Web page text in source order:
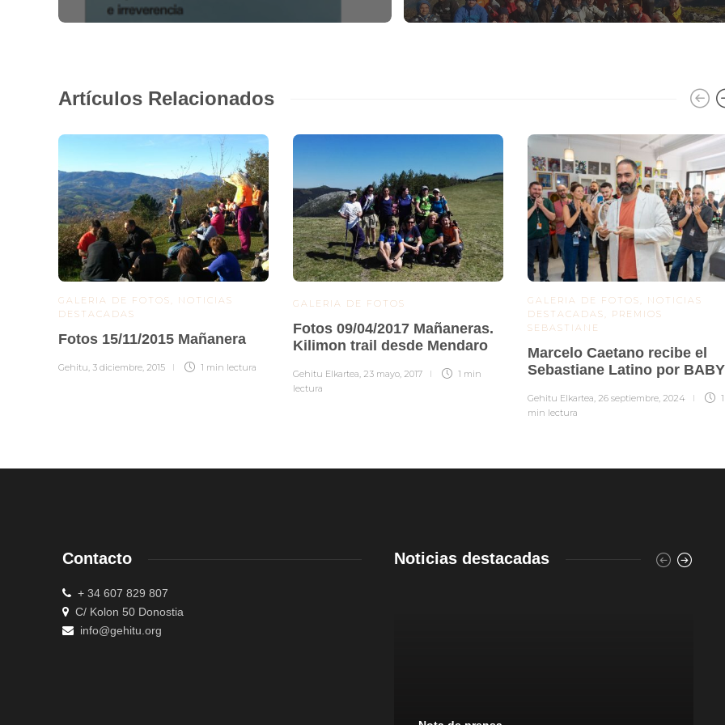
Artículos Relacionados
GALERIA DE FOTOS
NOTICIAS
DESTACADAS
Fotos 15/11/2015 Mañanera
Gehitu, 3 diciembre, 2015 1 min lectura
GALERIA DE FOTOS
Fotos 09/04/2017 Mañaneras.
Kilimon trail desde Mendaro
Gehitu Elkartea, 23 mayo, 2017
1 min
lectura
GALERIA DE FOTOS
NOTICIAS
DESTACADAS
PREMIOS
SEBASTIANE
Marcelo Caetano recibe el
Sebastiane Latino por BABY
Gehitu Elkartea, 26 septiembre, 2024
1
min lectura
Contacto
+ 34 607 829 807
C/ Kolon 50 Donostia
info@gehitu.org
Noticias destacadas